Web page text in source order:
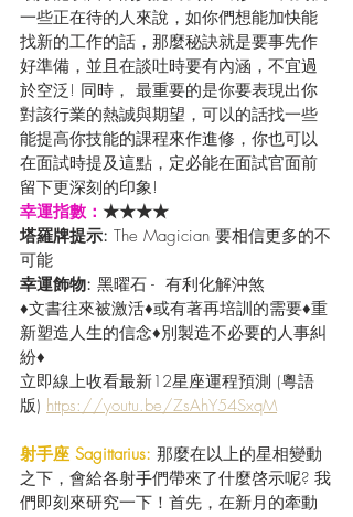
一些正在待的人來說，如你們想能加快能
找新的工作的話，那麼秘訣就是要事先作
好準備，並且在談吐時要有內涵，不宜過
於空泛! 同時， 最重要的是你要表現出你
對該行業的熱誠與期望，可以的話找一些
能提高你技能的課程來作進修，你也可以
在面試時提及這點，定必能在面試官面前
留下更深刻的印象!
幸運指數： ★★★★
塔羅牌提示: The Magician 要相信更多的不
可能
幸運飾物: 黑曜石 -  有利化解沖煞
♦文書往來被激活♦或有著再培訓的需要♦重
新塑造人生的信念♦別製造不必要的人事糾
紛♦
立即線上收看最新12星座運程預測 (粵語
版) https://youtu.be/ZsAhY54SxqM
射手座 Sagittarius: 那麼在以上的星相變動
之下，會給各射手們帶來了什麼啓示呢? 我
們即刻來研究一下！首先，在新月的牽動